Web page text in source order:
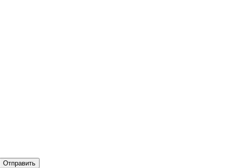
Отправить